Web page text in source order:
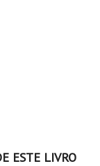
ESTE LIVRO